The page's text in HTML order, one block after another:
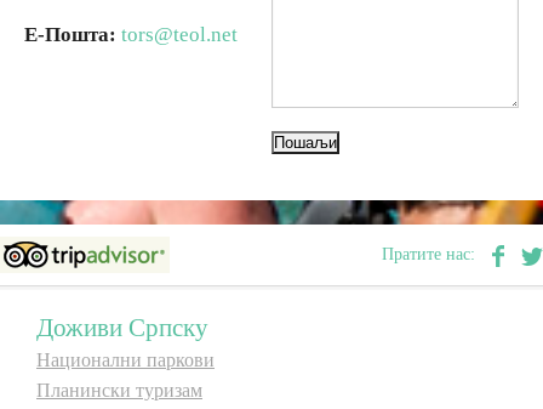
Списак дестинација
Мапа дестинација
Манифестације
Е-Пошта: tors@teol.net
Пратите нас:
Доживи Српску
Национални паркови
Планински туризам